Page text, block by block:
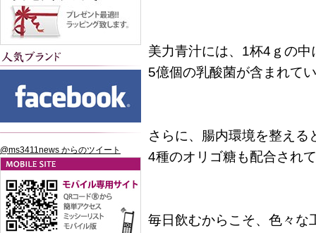
@ms3411news からのツイート
美力青汁には、1杯4ｇの中
5億個の乳酸菌が含まれて
さらに、腸内環境を整える
4種のオリゴ糖も配合され
毎日飲むからこそ、色々な